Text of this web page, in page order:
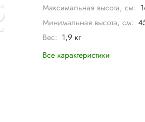
Максимальная высота, см:
Минимальная высота, см:
Вес: 1,9 кг
Все характеристики